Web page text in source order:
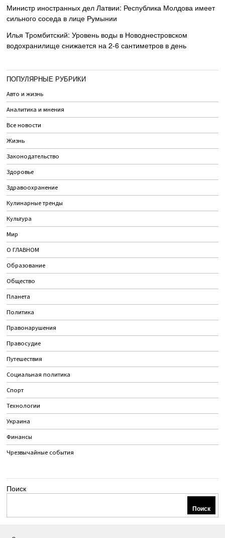
Министр иностранных дел Латвии: Республика Молдова имеет
сильного соседа в лице Румынии
Илья Тромбитский: Уровень воды в Новоднестровском
водохранилище снижается на 2-6 сантиметров в день
ПОПУЛЯРНЫЕ РУБРИКИ
Авто и жизнь
Аналитика и мнения
Все новости
Жизнь
Законодательство
Здоровье
Здравоохранение
Кулинарные тренды
Культура
Мир
О ГЛАВНОМ
Образование
Общество
Планета
Политика
Правонарушения
Правосудие
Путешествия
Социальная политика
Спорт
Технологии
Украина
Финансы
Чрезвычайные события
Поиск
Поиск